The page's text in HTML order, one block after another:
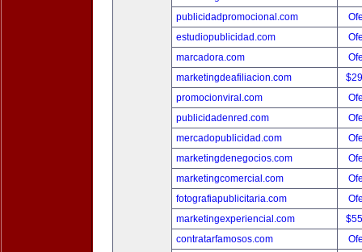
publicidadpromocional.com
estudiopublicidad.com
marcadora.com
marketingdeafiliacion.com
promocionviral.com
publicidadenred.com
mercadopublicidad.com
marketingdenegocios.com
marketingcomercial.com
fotografiapublicitaria.com
marketingexperiencial.com
contratarfamosos.com